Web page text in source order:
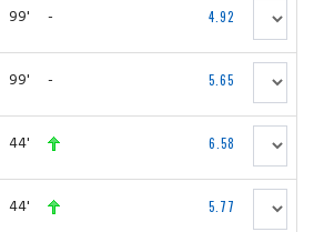
99' - 4.92
99' - 5.65
44' 6.58
44' 5.77